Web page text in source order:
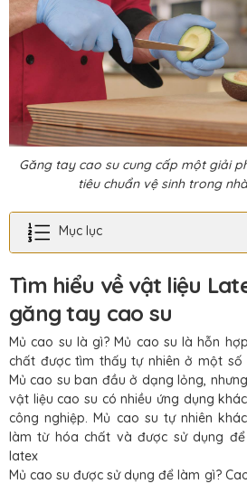
Găng tay cao su cung cấp một giải
tiêu chuẩn vệ sinh trong
Mục lục
Tìm hiểu về vật liệu
găng tay cao su
Mủ cao su là gì? Mủ cao su là hỗn
chất được tìm thấy tự nhiên ở một số
Mủ cao su ban đầu ở dạng lỏng,
vật liệu cao su có nhiều ứng dụng
công nghiệp. Mủ cao su tự nhiên
làm từ hóa chất và được sử dụng
latex
Mủ cao su được sử dụng để làm gì?